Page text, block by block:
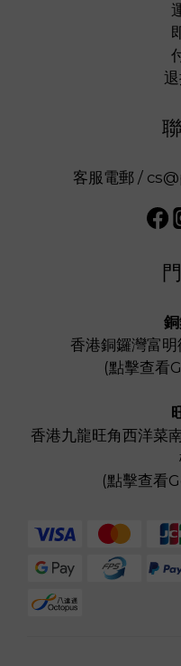
客服電郵 /
香港銅鑼灣富明
(點擊查看
香港九龍旺角西洋菜
(點擊查看